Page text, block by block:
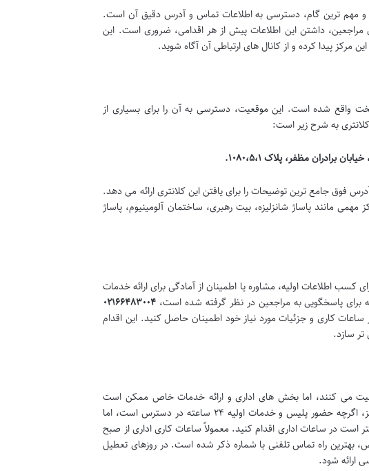
و مهم ترین گام، دسترسی به اطلاعات تماس و آدرس دقیق آن است.
و برای مراجعین، داشتن این اطلاعات پیش از هر اقدامی، ضروری است. این
پیدا کرده و از کانال های ارتباطی آن آگاه شوید.
پایتخت واقع شده است. این موقعیت، دسترسی به آن را برای بسیاری از
به شرح زیر است:
فوق جامع ترین توضیحات را برای یافتن این کلانتری ارائه می دهد.
مانند پاساژ شانزلیزه، بیت رهبری، ساختمان آلومینیوم، پاساژ
کسب اطلاعات اولیه، مشاوره یا اطمینان از آمادگی برای ارائه خدمات
۰۲۱۶۶۴۸۳۰۰۴
کاری و جزئیات مورد نیاز خود اطمینان حاصل کنید. این اقدام
تر سازد.
می کنند، اما بخش های اداری و ارائه خدمات خاص ممکن است
ساعات کاری مشخصی داشته باشند. برای کلانتری ۱۴۸ انقلاب اسلامی نیز، اگرچه حضور پلیس و خدمات اولیه ۲۴ ساعته در دسترس است، اما
است در ساعات اداری اقدام کنید. معمولاً ساعات کاری اداری از صبح
بهترین راه تماس تلفنی با شماره ذکر شده است. در روزهای تعطیل
ارائه شود.